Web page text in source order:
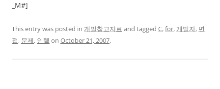
_M#]
This entry was posted in 개발참고자료 and tagged C,for,개발자, 면
접, 문제, 인텔 on October 21, 2007.